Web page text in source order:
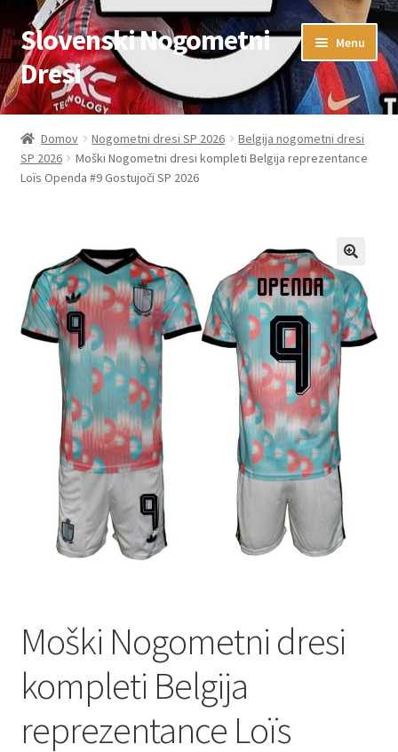
Skip
to
navigation
Skip
to
content
Slovenski Nogometni
Dresi
Menu
Domov
Blog
Kontaktiraj nas
Košarica
Moj račun
Trgovina
Zaključek nakupa
Domov Nogometni dresi SP 2026
Belgija nogometni dresi
SP 2026
Moški Nogometni dresi kompleti Belgija reprezentance
Loïs Openda #9 Gostujoči SP 2026
Moški Nogometni dresi
kompleti Belgija
reprezentance Loïs